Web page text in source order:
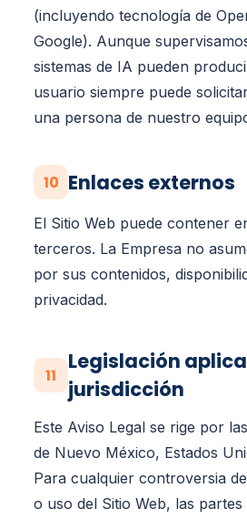
(incluyendo tecnología de
Google). Aunque
sistemas de IA pueden
usuario siempre puede
una persona de nuestro
10 Enlaces externos
El Sitio Web puede contener
terceros. La Empresa no
por sus contenidos,
privacidad.
11
Legislación
jurisdicción
Este Aviso Legal se rige por
de Nuevo México, Estados
Para cualquier controversia
o uso del Sitio Web, las